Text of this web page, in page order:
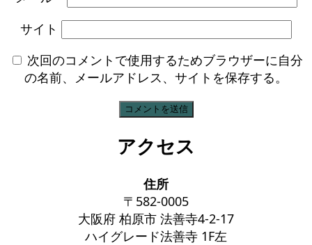
サイト
次回のコメントで使用するためブラウザーに自分
の名前、メールアドレス、サイトを保存する。
アクセス
住所
〒582-0005
大阪府 柏原市 法善寺4-2-17
ハイグレード法善寺 1F左